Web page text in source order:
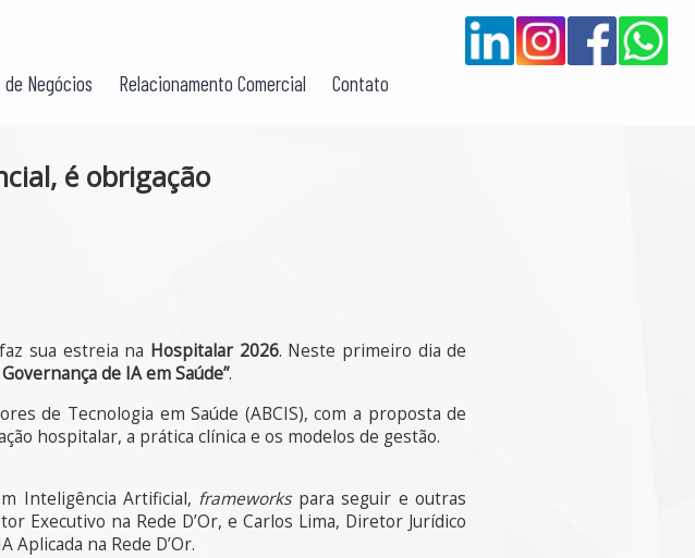
de Negócios Relacionamento Comercial Contato
é obrigação
sua estreia na Hospitalar 2026. Neste primeiro dia de
de IA em Saúde”.
de Tecnologia em Saúde (ABCIS), com a proposta de
hospitalar, a prática clínica e os modelos de gestão.
Inteligência Artificial, frameworkspara seguir e outras
Executivo na Rede D’Or, e Carlos Lima, Diretor Jurídico
Aplicada na Rede D’Or.